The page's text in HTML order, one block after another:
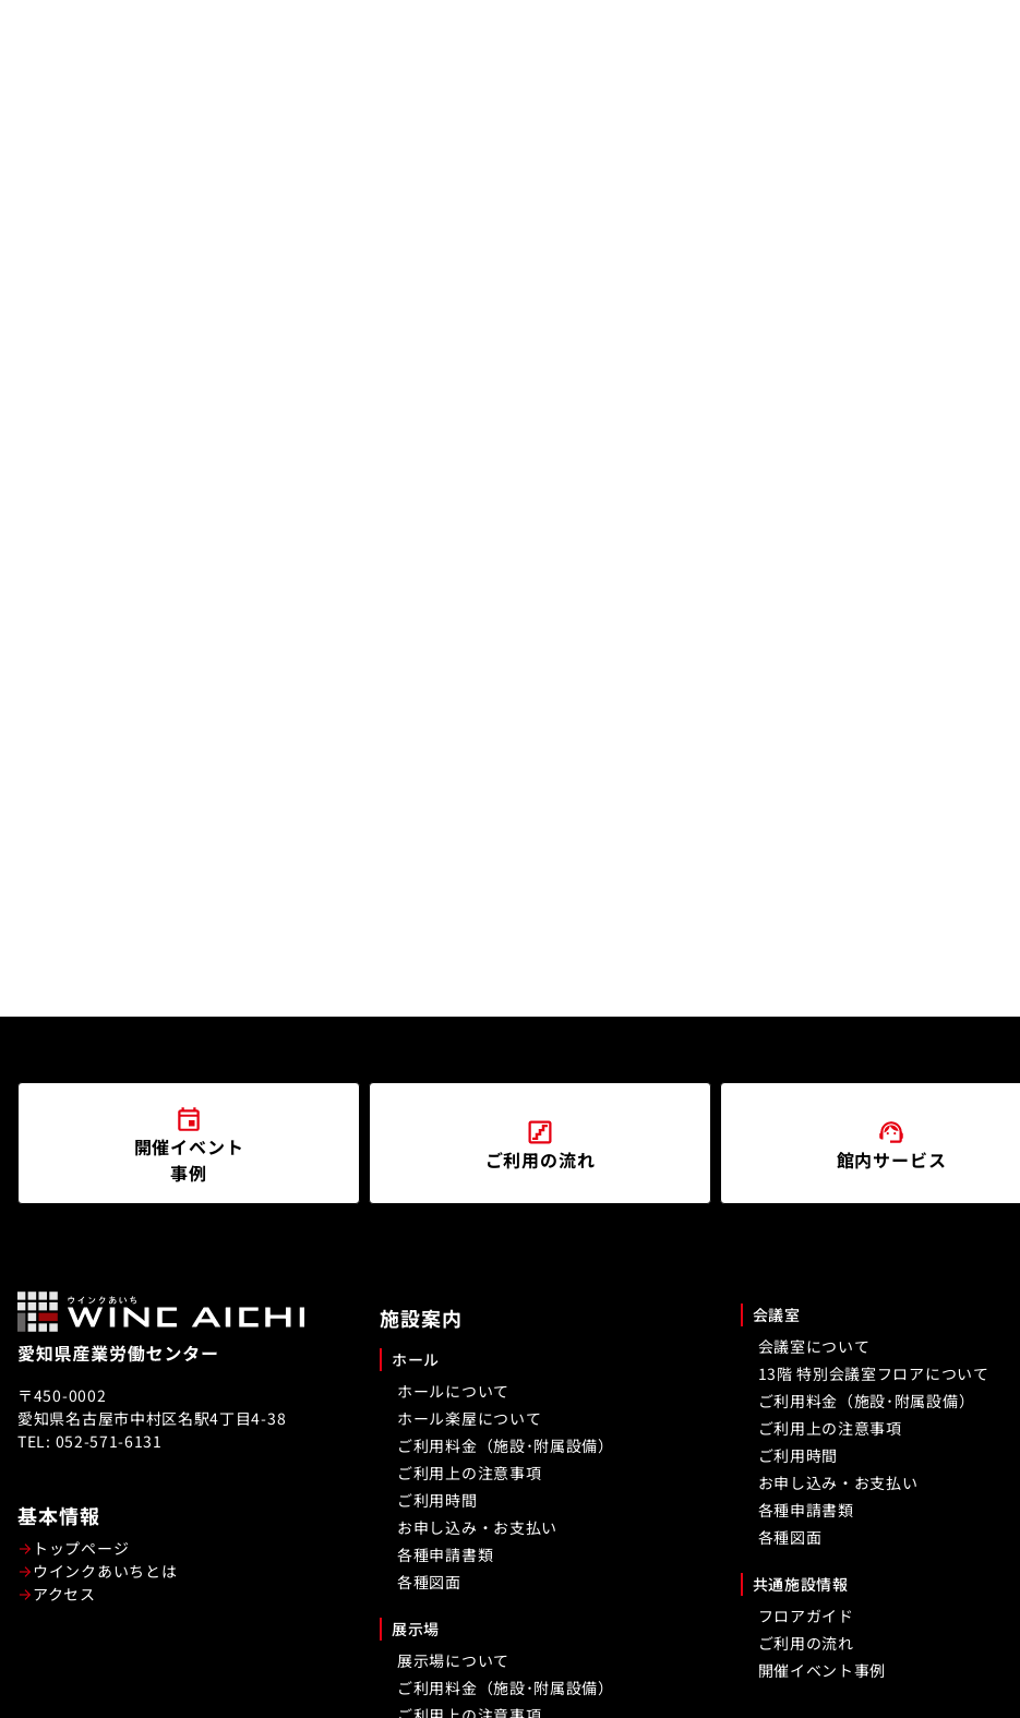
開催イベント
事例
ご利用の流れ 館内サービス
〒450-0002
愛知県名古屋市中村区名駅4丁目4-38
TEL: 052-571-6131
基本情報
トップページ
ウインクあいちとは
アクセス
施設案内
ホール
ホールについて
ホール楽屋について
ご利用料金（施設･附属設備）
ご利用上の注意事項
ご利用時間
お申し込み・お支払い
各種申請書類
各種図面
展示場
展示場について
ご利用料金（施設･附属設備）
会議室
会議室について
13階 特別会議室フロアについて
ご利用料金（施設･附属設備）
ご利用上の注意事項
ご利用時間
お申し込み・お支払い
各種申請書類
各種図面
共通施設情報
フロアガイド
ご利用の流れ
開催イベント事例